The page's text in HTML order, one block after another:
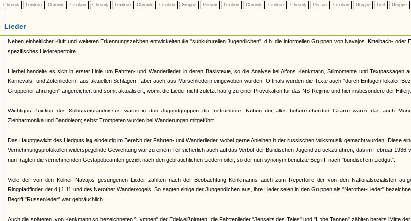
Chronik Lexikon Chronik Lexikon Chronik Lexikon Chronik Lexikon Gruppe Person Lexikon Chronik Lexikon Chronik Person Lexikon Gruppe Lied Gruppe
Lieder
Neben einheitlicher Kluft und weiteren Erkennungszeichen entwickelten die "subkulturellen Jugendlichen", d.h. die informellen Gruppen von Navajos, Kittelbach- oder
spezifisches Liederepertoire.
Hierbei handelte es sich in erster Linie um Fahrten- und Wanderlieder, in deren Basistexte, so die Analyse bei Alfons Kenkmann, Stilmomente und Textpassagen
Karnevals- und Zotenliedern, aus aktuellen Schlagern, aber auch aus Marschliedern eingewoben wurden. Oftmals wurden die Texte auch "durch Einfügen lokaler
Gruppenerfahrungen" angereichert und somit aktualisiert, womit die Lieder nicht zuletzt häufig zu einer Provokation für das NS-Regime und hier insbesondere der
Wichtiges Zeichen des Selbstverständnisses waren in den Jugendgruppen die Instrumente. Neben der alles beherrschenden Gitarre waren das auch
Ziehharmonika und Bandoleon; selbst Trompeten wurden bei Wanderungen mitgeführt.
Das Hauptgewicht des Liedguts lag eindeutig im Bereich der Fahrten- und Wanderlieder, wobei gerne Anleihen in der russischen Volksmusik gemacht wurden. Diese
Vernehmungsprotokollen widerspegelnde Gewichtung war zu einem Teil sicherlich auch auf das Verbot der Bündischen Jugend zurückzuführen, das im Februar 1936
nun fragten die vernehmenden Gestapobeamten gezielt nach den gebräuchlichen Liedern oder, so der nun synonym benutzte Begriff, nach "bündischem Liedgut".
Viele der von den Kölner Navajos gesungenen Lieder zählten nach der Beobachtung Kenkmanns auch zum Repertoire der von den Nationalsozialisten
Ringpfadfinder, der d.j.1.11 und des Nerother Wandervogels. So sagten einige der Jungendlichen aus, ihre Lieder seien in den Gruppen als "Nerother-Lieder"
Begriff "Russenlieder" war gebräuchlich.
Auch die späteren, von Kenkmann so bezeichneten "Hymnen" der Edelweißpiraten, die Fahrtenlieder "Jenseits des Tales" und "Hohe Tannen" zählten bereits iMitte